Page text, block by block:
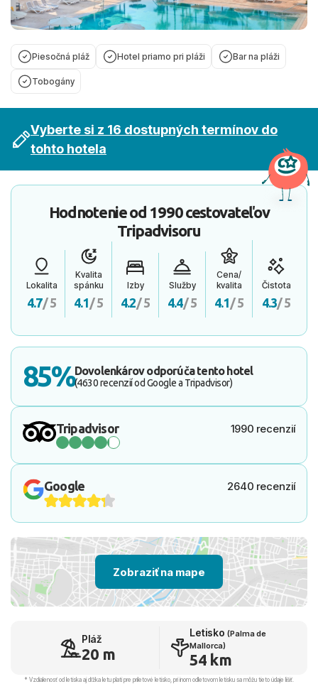
Piesočná pláž Hotel priamo pri pláži Bar na pláži
Tobogány
Vyberte si z 16 dostupných termínov do
tohto hotela
Hodnotenie od 1990 cestovateľov
Tripadvisoru
Lokalita
4.7/ 5
Kvalita
spánku
4.1/ 5
Izby
4.2/ 5
Služby
4.4/ 5
Cena/
kvalita
4.1/ 5
Čistota
4.3/ 5
85%Dovolenkárov odporúča tento hotel
(4630 recenzií od Google a Tripadvisor)
Tripadvisor 1990 recenzií
Google 2640 recenzií
Zobraziť na mape
Pláž
20 m
Letisko (Palma de
Mallorca)
54 km
* Vzdialenosť od letiska aj dľžka letu platí pre príletové letisko, pri inom odletovom letisku sa môžu tieto údaje líšiť.